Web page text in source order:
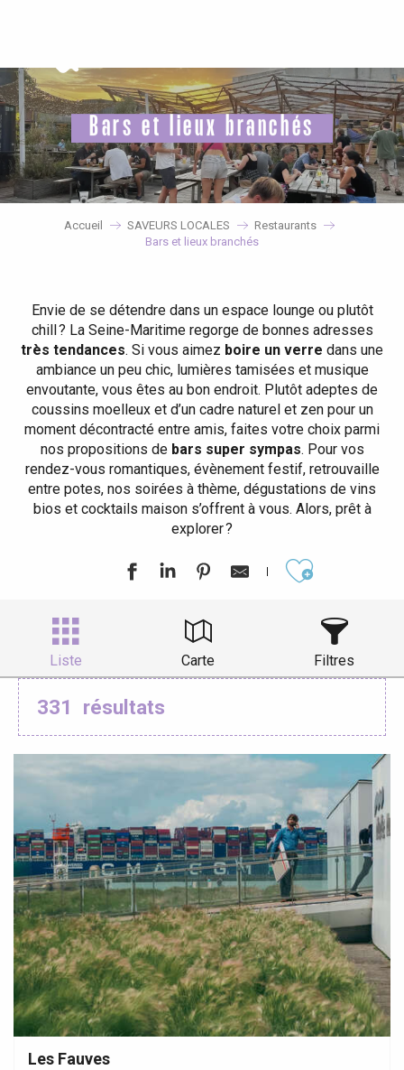
principal
Bars et lieux branchés
Accueil SAVEURS LOCALES
Restaurants
Bars et lieux branchés
Envie de se détendre dans un espace lounge ou plutôt
chill ? La Seine-Maritime regorge de bonnes adresses
très tendances. Si vous aimez boire un verre dans une
ambiance un peu chic, lumières tamisées et musique
envoutante, vous êtes au bon endroit. Plutôt adeptes de
coussins moelleux et d’un cadre naturel et zen pour un
moment décontracté entre amis, faites votre choix parmi
nos propositions de bars super sympas. Pour vos
rendez-vous romantiques, évènement festif, retrouvaille
entre potes, nos soirées à thème, dégustations de vins
bios et cocktails maison s’offrent à vous. Alors, prêt à
explorer ?
Liste Carte Filtres
331 résultats
Les Fauves